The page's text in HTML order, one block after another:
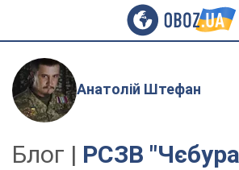
Анатолій Штефан
Блог | РСЗВ